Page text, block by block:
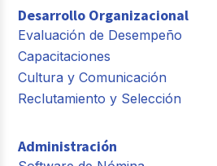
Desarrollo Organizacional
Evaluación de Desempeño
Capacitaciones
Cultura y Comunicación
Reclutamiento y Selección
Administración